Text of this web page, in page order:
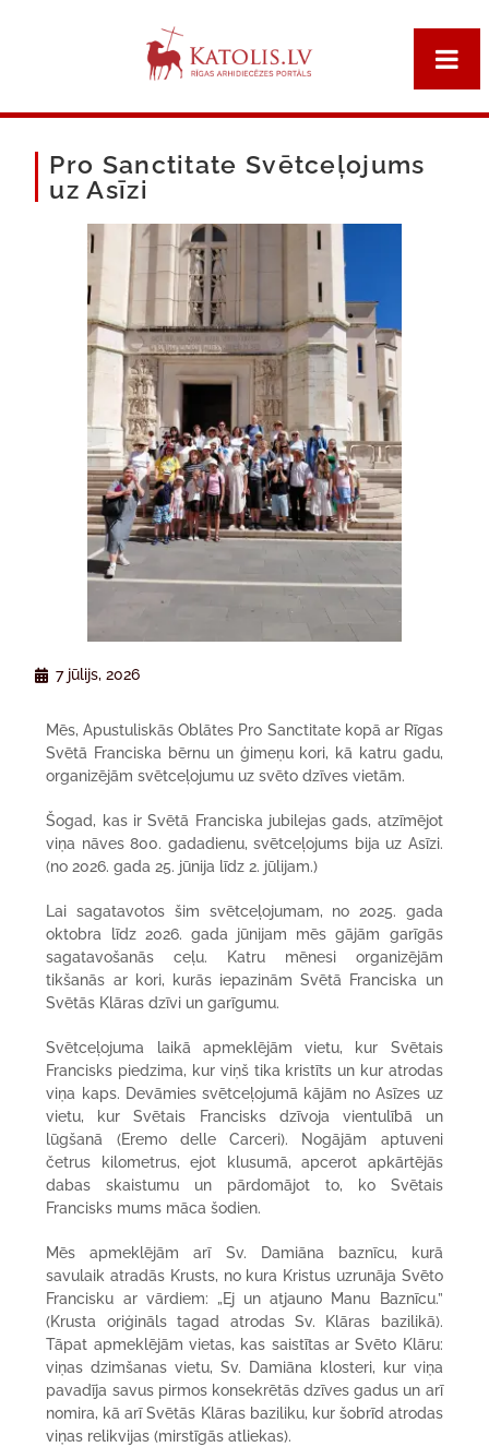
Pro Sanctitate Svētceļojums
uz Asīzi
7 jūlijs, 2026
Mēs, Apustuliskās Oblātes Pro Sanctitate kopā ar Rīgas
Svētā Franciska bērnu un ģimeņu kori, kā katru gadu,
organizējām svētceļojumu uz svēto dzīves vietām.
Šogad, kas ir Svētā Franciska jubilejas gads, atzīmējot
viņa nāves 800. gadadienu, svētceļojums bija uz Asīzi.
(no 2026. gada 25. jūnija līdz 2. jūlijam.)
Lai sagatavotos šim svētceļojumam, no 2025. gada
oktobra līdz 2026. gada jūnijam mēs gājām garīgās
sagatavošanās ceļu. Katru mēnesi organizējām
tikšanās ar kori, kurās iepazinām Svētā Franciska un
Svētās Klāras dzīvi un garīgumu.
Svētceļojuma laikā apmeklējām vietu, kur Svētais
Francisks piedzima, kur viņš tika kristīts un kur atrodas
viņa kaps. Devāmies svētceļojumā kājām no Asīzes uz
vietu, kur Svētais Francisks dzīvoja vientulībā un
lūgšanā (Eremo delle Carceri). Nogājām aptuveni
četrus kilometrus, ejot klusumā, apcerot apkārtējās
dabas skaistumu un pārdomājot to, ko Svētais
Francisks mums māca šodien.
Mēs apmeklējām arī Sv. Damiāna baznīcu, kurā
savulaik atradās Krusts, no kura Kristus uzrunāja Svēto
Francisku ar vārdiem: „Ej un atjauno Manu Baznīcu.”
(Krusta oriģināls tagad atrodas Sv. Klāras bazilikā).
Tāpat apmeklējām vietas, kas saistītas ar Svēto Klāru:
viņas dzimšanas vietu, Sv. Damiāna klosteri, kur viņa
pavadīja savus pirmos konsekrētās dzīves gadus un arī
nomira, kā arī Svētās Klāras baziliku, kur šobrīd atrodas
viņas relikvijas (mirstīgās atliekas).